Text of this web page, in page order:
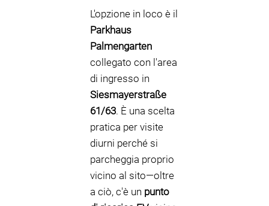
L'opzione in loco è il
Parkhaus
Palmengarten
collegato con l'area
di ingresso in
Siesmayerstraße
61/63. È una scelta
pratica per visite
diurni perché si
parcheggia proprio
vicino al sito—oltre
a ciò, c'è un punto